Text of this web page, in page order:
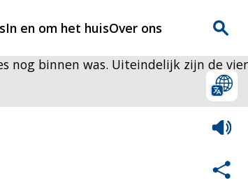
In en om het huisOver ons
nog binnen was. Uiteindelijk zijn de vier